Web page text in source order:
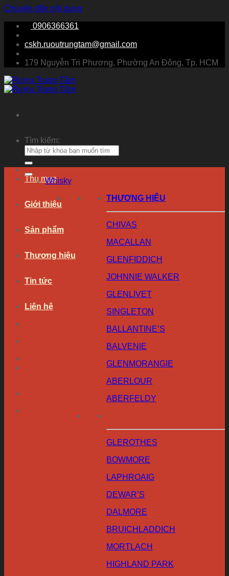
Chuyển đến nội dung
0906366361
cskh.ruoutrungtam@gmail.com
179 Nguyễn Tri Phương, Phường An Đông, Tp. HCM
Tìm kiếm:
Thu mua
Giới thiệu
Sản phẩm
Thương hiệu
Tin tức
Liên hệ
Whisky
THƯƠNG HIỆU
CHIVAS
MACALLAN
GLENFIDDICH
JOHNNIE WALKER
GLENLIVET
SINGLETON
BALLANTINE’S
BALVENIE
GLENMORANGIE
ABERLOUR
ABERFELDY
GLEROTHES
BOWMORE
LAPHROAIG
DEWAR’S
DALMORE
BRUICHLADDICH
MORTLACH
HIGHLAND PARK